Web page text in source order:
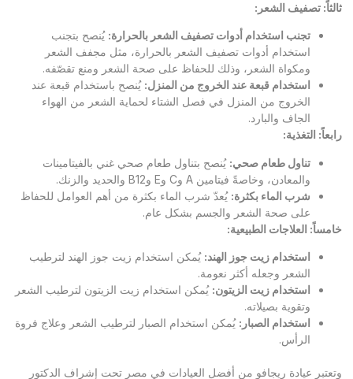
ثالثاً: تصفيف الشعر :
تجنب استخدام أدوات تصفيف الشعر بالحرارة: يُنصح بتجنب
استخدام أدوات تصفيف الشعر بالحرارة، مثل مجفف الشعر
ومكواة الشعر، وذلك للحفاظ على صحة الشعر ومنع تقصّفه.
استخدام قبعة عند الخروج من المنزل: يُنصح باستخدام قبعة عند
الخروج من المنزل في فصل الشتاء لحماية الشعر من الهواء
الجاف والبارد.
رابعاً: التغذية:
تناول طعام صحي: يُنصح بتناول طعام صحي غني بالفيتامينات
والمعادن، وخاصةً فيتامين A وC وE وB12 والحديد والزنك.
شرب الماء بكثرة: يُعدّ شرب الماء بكثرة من أهم العوامل للحفاظ
على صحة الشعر والجسم بشكل عام.
خامساً: العلاجات الطبيعية:
استخدام زيت جوز الهند: يُمكن استخدام زيت جوز الهند لترطيب
الشعر وجعله أكثر نعومة.
استخدام زيت الزيتون: يُمكن استخدام زيت الزيتون لترطيب الشعر
وتقوية بصيلاته.
استخدام الصبار : يُمكن استخدام الصبار لترطيب الشعر وعلاج فروة
الرأس.
وتعتبر عيادة ريجافو من أفضل العيادات في مصر تحت إشراف الدكتور